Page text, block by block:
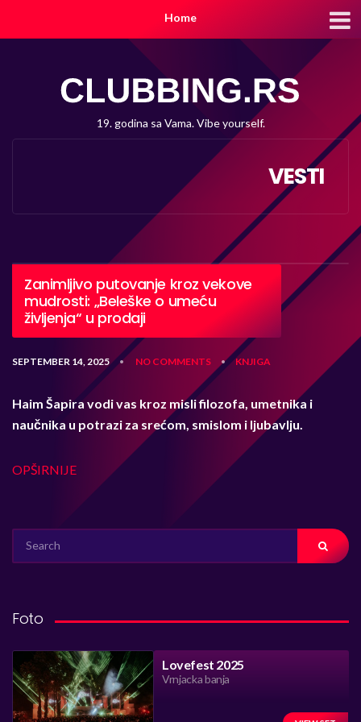
Home
19. godina sa Vama. Vibe yourself.
VESTI
Zanimljivo putovanje kroz vekove
mudrosti: „Beleške o umeću
življenja“ u prodaji
SEPTEMBER 14, 2025 • NO COMMENTS • KNJIGA
Haim Šapira vodi vas kroz misli filozofa, umetnika i
naučnika u potrazi za srećom, smislom i ljubavlju.
OPŠIRNIJE
FOR:
Foto
Lovefest 2025
Vrnjacka banja